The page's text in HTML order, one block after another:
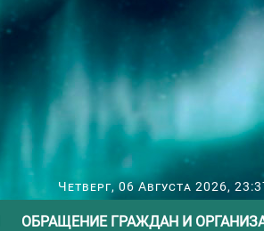
Четверг, 06 Августа 2026,
ОБРАЩЕНИЕ ГРАЖДАН И